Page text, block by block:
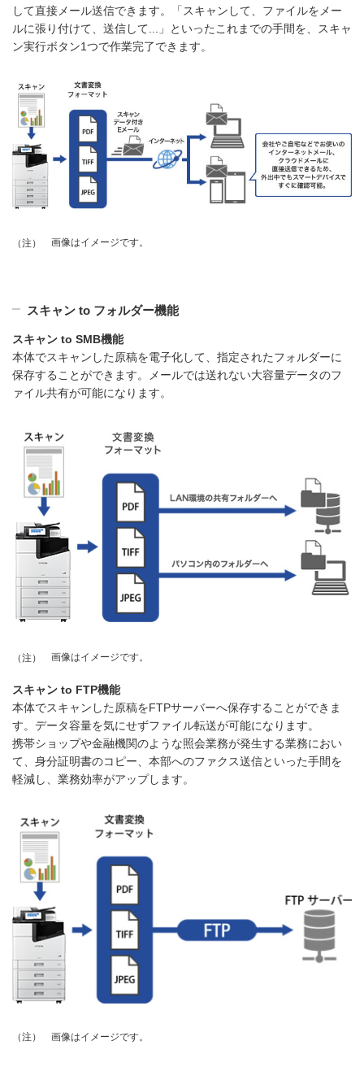
して直接メール送信できます。「スキャンして、ファイルをメー
ルに張り付けて、送信して...」といったこれまでの手間を、スキャ
ン実行ボタン1つで作業完了できます。
（注） 画像はイメージです。
スキャン to フォルダー機能
スキャン to SMB機能
本体でスキャンした原稿を電子化して、指定されたフォルダーに
保存することができます。メールでは送れない大容量データのフ
ァイル共有が可能になります。
（注） 画像はイメージです。
スキャン to FTP機能
本体でスキャンした原稿をFTPサーバーへ保存することができま
す。データ容量を気にせずファイル転送が可能になります。
携帯ショップや金融機関のような照会業務が発生する業務におい
て、身分証明書のコピー、本部へのファクス送信といった手間を
軽減し、業務効率がアップします。
（注） 画像はイメージです。